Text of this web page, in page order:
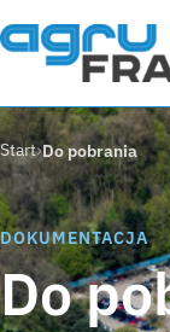
Start Do pobrania
DOKUMENTACJA
Do